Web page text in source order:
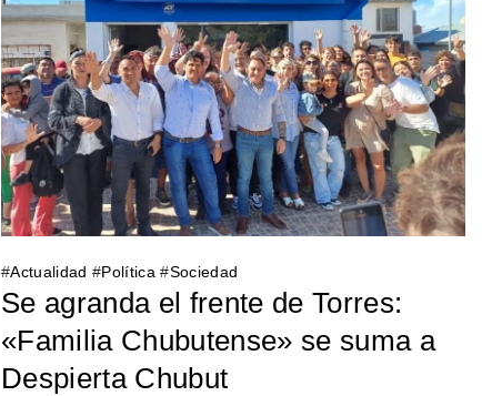
#Actualidad #Política #Sociedad
Se agranda el frente de Torres:
«Familia Chubutense» se suma a
Despierta Chubut